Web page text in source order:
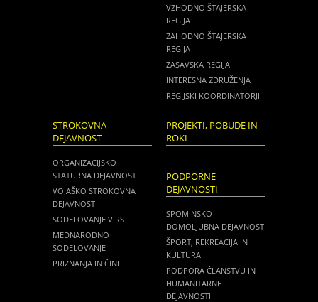
VZHODNO ŠTAJERSKA
REGIJA
ZAHODNO ŠTAJERSKA
REGIJA
ZASAVSKA REGIJA
INTERESNA ZDRUŽENJA
REGIJSKI KOORDINATORJI
STROKOVNA
DEJAVNOST
ORGANIZACIJSKO
STATURNA DEJAVNOST
VOJAŠKO STROKOVNA
DEJAVNOST
SODELOVANJE V RS
MEDNARODNO
SODELOVANJE
PRIZNANJA IN ČINI
PROJEKTI, POBUDE IN
ROKI
PODPORNE
DEJAVNOSTI
SPOMINSKO
DOMOLJUBNA DEJAVNOST
ŠPORT, REKREACIJA IN
KULTURA
PODPORA ČLANSTVU IN
HUMANITARNE
DEJAVNOSTI